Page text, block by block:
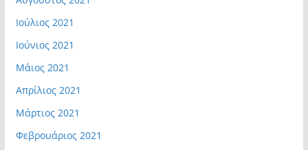
Ιούλιος 2021
Ιούνιος 2021
Μάιος 2021
Απρίλιος 2021
Μάρτιος 2021
Φεβρουάριος 2021